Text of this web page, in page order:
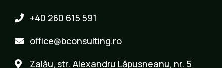
+40 260 615 591
office@bconsulting.ro
Zalău, str. Alexandru Lăpusneanu, nr. 5